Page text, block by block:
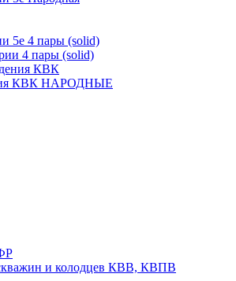
5e 4 пары (solid)
4 пары (solid)
КВК
КВК НАРОДНЫЕ
и колодцев КВВ, КВПВ